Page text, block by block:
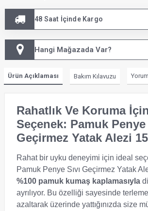
48 Saat İçinde Kargo
Hangi Mağazada Var?
Ürün Açıklaması Bakım Kılavuzu
Rahatlık Ve Koruma
Seçenek: Pamuk Penye
Geçirmez Yatak Alezi
Rahat bir uyku deneyimi için ideal
Pamuk Penye Sıvı Geçirmez Yatak
%100 pamuk kumaş kaplamasıyla
ayrılıyor. Bu özelliği sayesinde terleme
azaltarak üzerinde yattığınızda size